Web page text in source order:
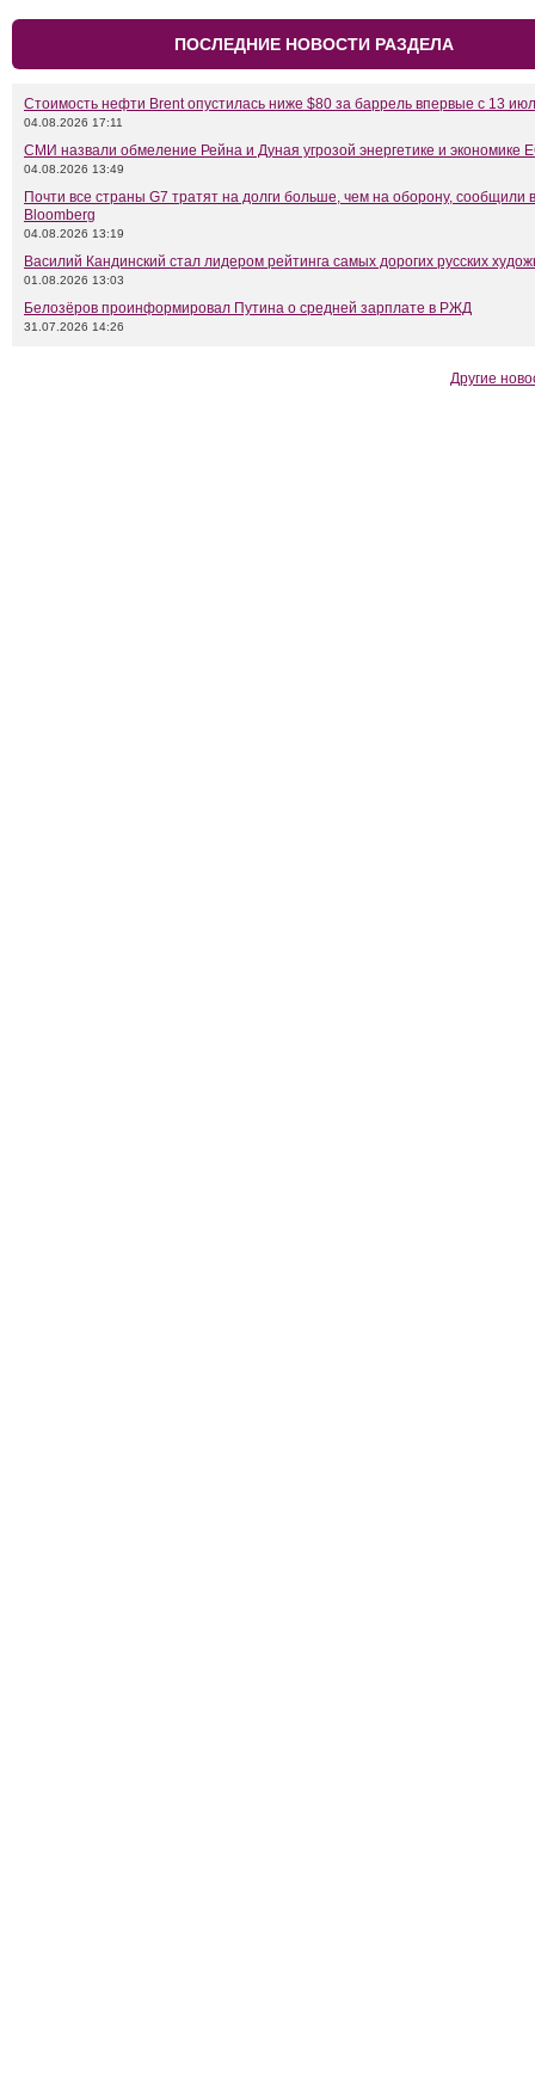
ПОСЛЕДНИЕ НОВОСТИ РАЗДЕЛА
Стоимость нефти Brent опустилась ниже $80 за баррель впервые с 13
04.08.2026 17:11
СМИ назвали обмеление Рейна и Дуная угрозой энергетике и экономике
04.08.2026 13:49
Почти все страны G7 тратят на долги больше, чем на оборону, сообщили в
Bloomberg
04.08.2026 13:19
Василий Кандинский стал лидером рейтинга самых дорогих русских
01.08.2026 13:03
Белозёров проинформировал Путина о средней зарплате в РЖД
31.07.2026 14:26
Другие